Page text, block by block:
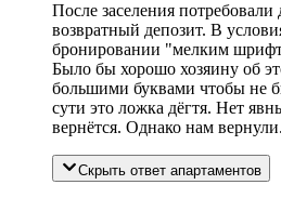
После заселения
возвратный депозит. В
бронировании "мелким
Было бы хорошо хозяину об
большими буквами чтобы не
сути это ложка дёгтя. Нет
вернётся. Однако нам вернули.
Скрыть ответ апартаментов